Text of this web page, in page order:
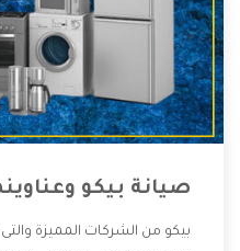
صيانة بيكو
بيكو من الشركات المميزة